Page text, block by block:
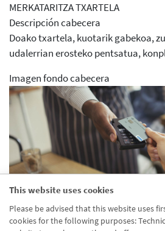
This website uses cookies
Please be advised that this website uses
cookies for the following purposes:
MERKATARITZA TXARTELA
Descripción cabecera
Doako txartela, kuotarik gabekoa,
udalerrian erosteko pentsatua,
Imagen fondo cabecera
Aparece en agrupaciones
Desactivado
Aparece en distribuidor